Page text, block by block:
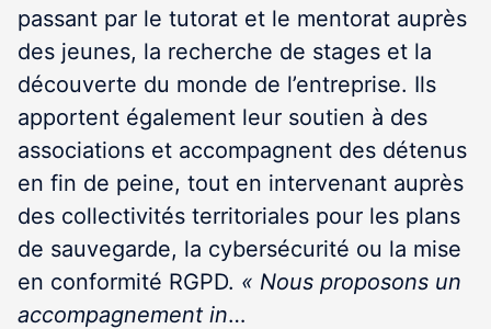
passant par le tutorat et le mentorat auprès
des jeunes, la recherche de stages et la
découverte du monde de l’entreprise. Ils
apportent également leur soutien à des
associations et accompagnent des détenus
en fin de peine, tout en intervenant auprès
des collectivités territoriales pour les plans
de sauvegarde, la cybersécurité ou la mise
en conformité RGPD. « Nous proposons un
accompagnement in…